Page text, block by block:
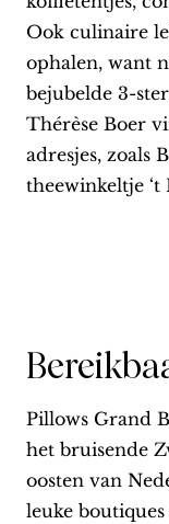
Ook culinaire
ophalen, want
bejubelde 3-
Thérèse Boer
adresjes, zoals
theewinkeltje ‘t
Pillows Grand
het bruisende
oosten van
leuke